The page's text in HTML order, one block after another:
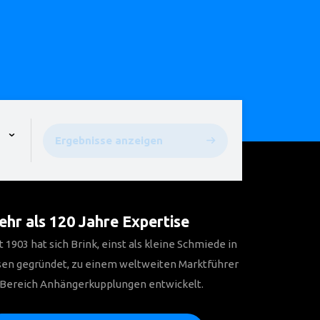
the menu,
Ergebnisse anzeigen
als 120 Jahre Expertise
1903 hat sich Brink, einst als kleine Schmiede in
gegründet, zu einem weltweiten Marktführer
Anhängerkupplungen entwickelt.